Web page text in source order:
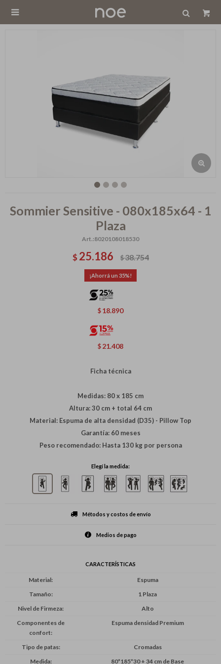

Sommier Sensitive - 080x185x64 - 1
Plaza
8020108018530
$ 25.186 $38.754
35
$ 18.890
$ 21.408
Ficha técnica
Medidas: 80 x 185 cm
Altura: 30 cm + total 64 cm
Material: Espuma de alta densidad (D35) - Pillow Top
Garantía: 60 meses
Peso recomendado: Hasta 130 kg por persona
Elegí la medida:
Métodos y costos de envío
Medios de pago
CARACTERÍSTICAS
Material
Espuma
Tamaño
1 Plaza
Nivel de Firmeza
Alto
Componentes de
confort
Espuma densidad Premium
Tipo de patas
Cromadas
Medida
80*185*30 + 34 cm de Base